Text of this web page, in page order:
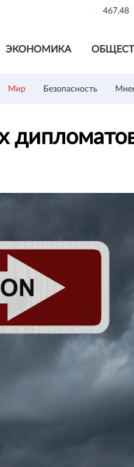
467,48
ЭКОНОМИКА
Мир Безопасность